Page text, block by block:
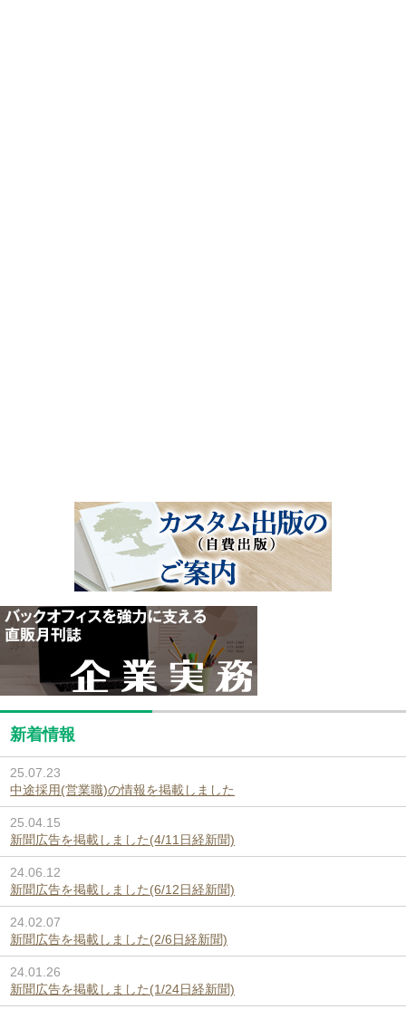
新着情報
25.07.23
中途採用(営業職)の情報を掲載しました
25.04.15
新聞広告を掲載しました(4/11日経新聞)
24.06.12
新聞広告を掲載しました(6/12日経新聞)
24.02.07
新聞広告を掲載しました(2/6日経新聞)
24.01.26
新聞広告を掲載しました(1/24日経新聞)